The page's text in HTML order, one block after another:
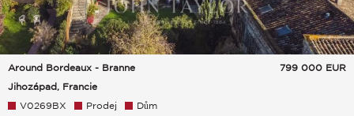
Around Bordeaux - Branne
Jihozápad, Francie
799 000 EUR
V0269BX Prodej Dům